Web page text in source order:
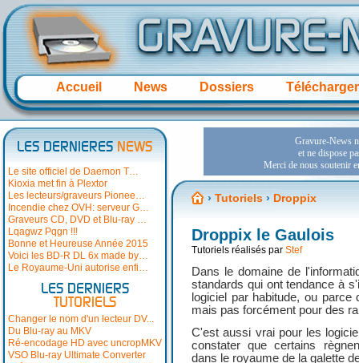
Accueil News Dossiers
LES DERNIERESNEWS
Le site officiel de Daemon T…
Kioxia met fin à Plextor
Les lecteurs/graveurs Pionee…
Incendie chez OVH: serveur G…
Graveurs CD, DVD et Blu-ray …
Lqagwz Pqgn !!!
Bonne et Heureuse Année 2015
Voici les BD-R DL 6x made by…
Le Royaume-Uni autorise enfi…
LES DERNIERS
TUTORIELS
Changer le nom d'un lecteur DV...
Du Blu-ray au MKV
Ré-encodage HD avec uncropMKV
VSO Blu-ray Ultimate Converter
› Tutoriels › Droppix
Droppix le Gaulois
Tutoriels réalisés par Stef
Dans le domaine de
standards qui ont tendance à
logiciel par habitude, ou
mais pas forcément pour des
C'est aussi vrai pour les
constater que certains
dans le royaume de la galette